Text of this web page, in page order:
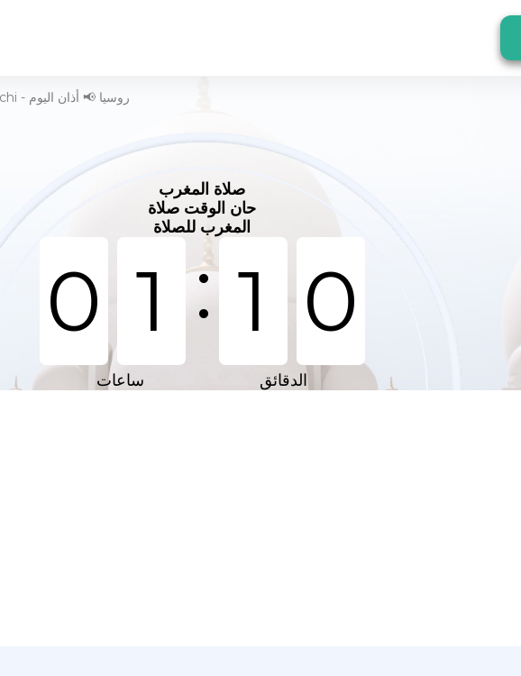
وقت الصلاة في Gorod Pokachi - روسيا 📢 أذان اليوم
صلاة المغرب
حان الوقت صلاة
المغرب للصلاة
0 1 : 1 0
ساعات الدقائق